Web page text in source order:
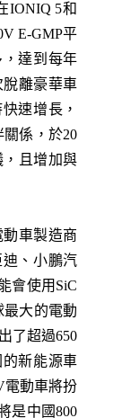
IONIQ 5和
E-GMP平
達到每年
脫離豪華車
速增長，
係，於20
，且增加與
車製造商
、小鵬汽
會使用SiC
最大的電動
了超過650
新能源車
電動車將扮
是中國800